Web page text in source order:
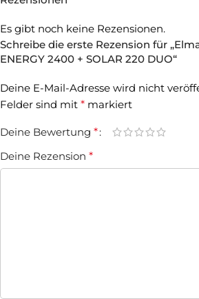
Es gibt noch keine Rezensionen.
Schreibe die erste Rezension für
ENERGY 2400 + SOLAR 220 DUO“
Deine E-Mail-Adresse wird nicht
Felder sind mit * markiert
Deine Bewertung *
Deine Rezension *